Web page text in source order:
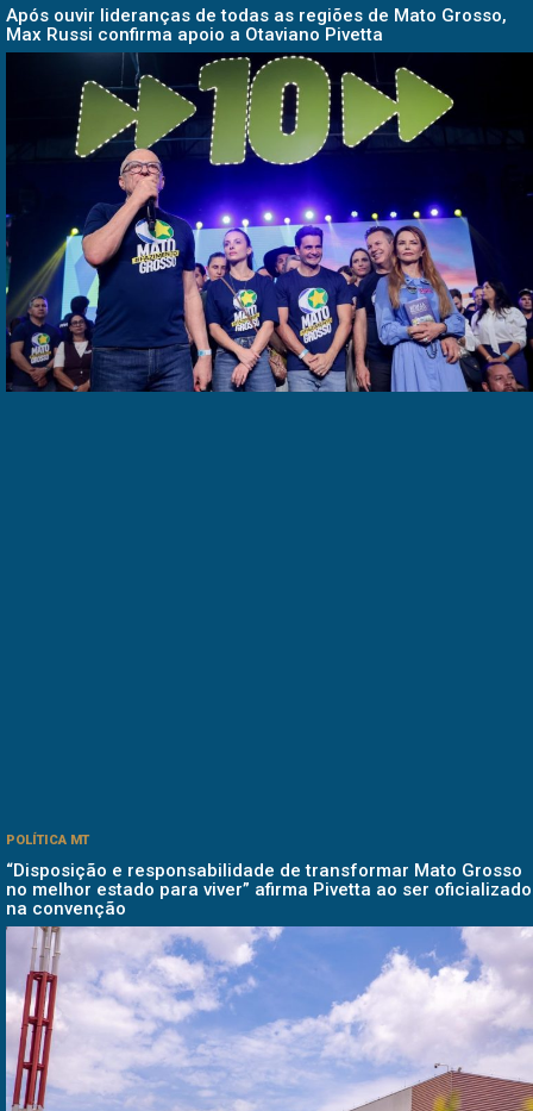
Após ouvir lideranças de todas as regiões de Mato Grosso,
Max Russi confirma apoio a Otaviano Pivetta
POLÍTICA MT
“Disposição e responsabilidade de transformar Mato Grosso
no melhor estado para viver” afirma Pivetta ao ser oficializado
na convenção